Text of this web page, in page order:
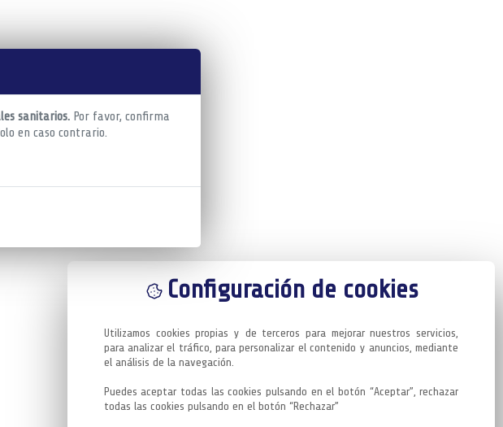
sanitarios. Por favor, confirma
en caso contrario.
Configuración de cookies
Utilizamos cookies propias y de terceros para mejorar nuestros servicios,
para analizar el tráfico, para personalizar el contenido y anuncios, mediante
el análisis de la navegación.
Puedes aceptar todas las cookies pulsando en el botón “Aceptar”, rechazar
todas las cookies pulsando en el botón “Rechazar”